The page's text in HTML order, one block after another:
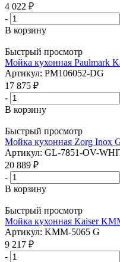
4 022 ₽
-
В корзину
Быстрый просмотр
Мойка кухонная Paulmark
Артикул: PM106052-DG
17 875 ₽
-
В корзину
Быстрый просмотр
Мойка кухонная Zorg Inox
Артикул: GL-7851-OV-
20 889 ₽
-
В корзину
Быстрый просмотр
Мойка кухонная Kaiser
Артикул: KMM-5065 G
9 217 ₽
-